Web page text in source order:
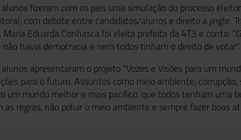
fizeram com os pais uma simulação do processo
com debate entre candidatos/alunos e direito a jingle.
Maria Eduarda Conhasca foi eleita prefeita da 4T3 e conta:
havia democracia e nem todos tinham o direito de votar”.
apresentaram o projeto “Vozes e Visões para um
para o futuro. Assuntos como meio ambiente,
um mundo melhor e mais pacífico, que todos tenham uma
as regras, não poluir o meio ambiente e sempre fazer boas